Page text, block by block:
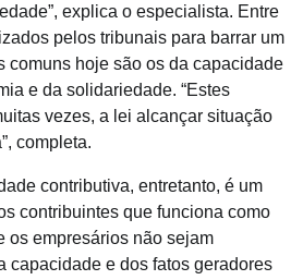
explica o especialista. Entre
pelos tribunais para barrar um
comuns hoje são os da capacidade
e da solidariedade. “Estes
vezes, a lei alcançar situação
completa.
contributiva, entretanto, é um
contribuintes que funciona como
os empresários não sejam
capacidade e dos fatos geradores